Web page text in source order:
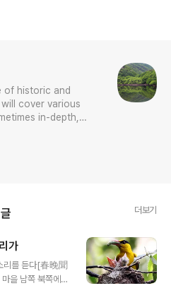
of historic and
cover various
in-depth,
sense or
더보기
가
리를 듣다[春晚聞
을 남쪽 북쪽에꽃